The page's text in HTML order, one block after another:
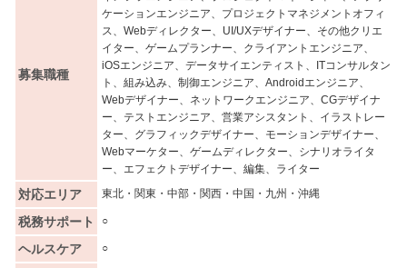
募集職種
ケーションエンジニア、プロジェクトマネジメントオフィ
ス、Webディレクター、UI/UXデザイナー、その他クリエ
イター、ゲームプランナー、クライアントエンジニア、
iOSエンジニア、データサイエンティスト、ITコンサルタン
ト、組み込み、制御エンジニア、Androidエンジニア、
Webデザイナー、ネットワークエンジニア、CGデザイナ
ー、テストエンジニア、営業アシスタント、イラストレー
ター、グラフィックデザイナー、モーションデザイナー、
Webマーケター、ゲームディレクター、シナリオライタ
ー、エフェクトデザイナー、編集、ライター
対応エリア 東北・関東・中部・関西・中国・九州・沖縄
税務サポート ○
ヘルスケア ○